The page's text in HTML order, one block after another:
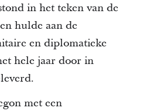
in het teken van de
hulde aan de
en diplomatieke
hele jaar door in
met een